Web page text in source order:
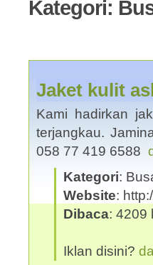
Kategori:
Jaket kulit
Kami hadirkan
terjangkau.
058 77 419 6588
Kategori:
Website:
Dibaca: 4209
Iklan disini?